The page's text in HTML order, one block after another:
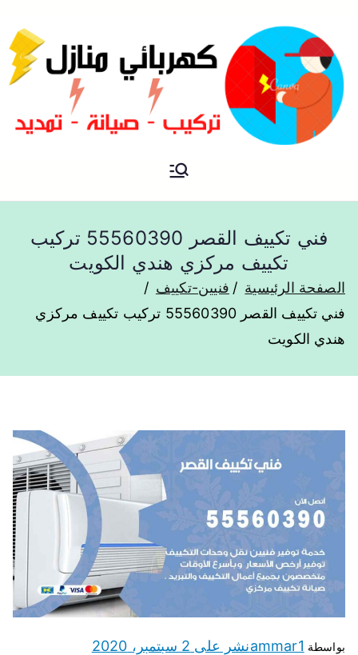
فني كهربائي منازل الكويت
فني تكييف القصر 55560390 تركيب
تكييف مركزي هندي الكويت
الصفحة الرئيسية
فنيين-تكييف
فني تكييف القصر 55560390 تركيب تكييف مركزي
هندي الكويت
بواسطة ammar1نشر على 2 سبتمبر، 2020